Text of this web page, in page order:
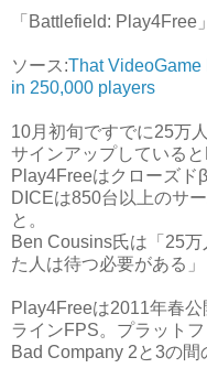
「Battlefield: Play4Free
ソース:That
in 250,000 players
10月初旬ですでに25万
サインアップしている
Play4Freeはクローズド
DICEは850台以上のサ
と。
Ben Cousins氏は「25
た人は待つ必要がある」
Play4Freeは2011年春
ラインFPS。プラット
Bad Company 2と3の間